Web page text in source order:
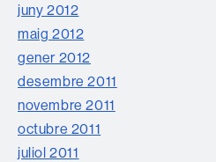
juny 2012
maig 2012
gener 2012
desembre 2011
novembre 2011
octubre 2011
juliol 2011